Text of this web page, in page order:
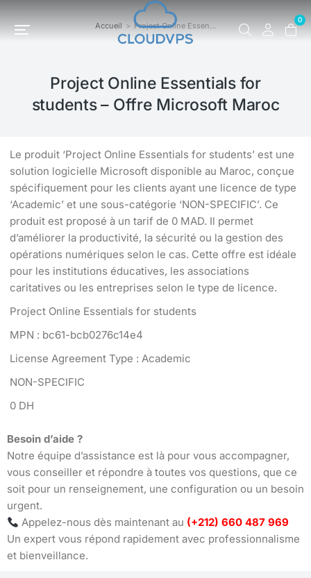
0
Vous êtes ici : Accueil Project Online Essen…
Project Online Essentials for
students – Offre Microsoft Maroc
Le produit ‘Project Online Essentials for students’ est une
solution logicielle Microsoft disponible au Maroc, conçue
spécifiquement pour les clients ayant une licence de type
‘Academic’ et une sous-catégorie ‘NON-SPECIFIC’. Ce
produit est proposé à un tarif de 0 MAD. Il permet
d’améliorer la productivité, la sécurité ou la gestion des
opérations numériques selon le cas. Cette offre est idéale
pour les institutions éducatives, les associations
caritatives ou les entreprises selon le type de licence.
Project Online Essentials for students
MPN : bc61-bcb0276c14e4
License Agreement Type : Academic
NON-SPECIFIC
0 DH
Besoin d’aide ?
Notre équipe d’assistance est là pour vous accompagner,
vous conseiller et répondre à toutes vos questions, que ce
soit pour un renseignement, une configuration ou un besoin
urgent.
Appelez-nous dès maintenant au (+212) 660 487 969
Un expert vous répond rapidement avec professionnalisme
et bienveillance.